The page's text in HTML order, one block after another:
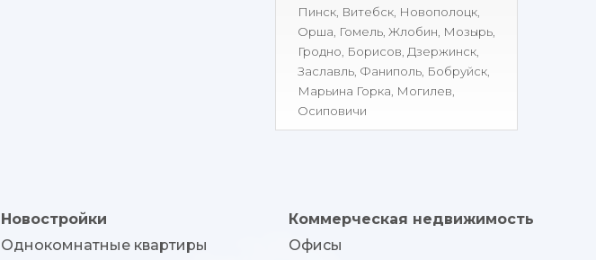
Пинск Витебск Новополоцк
Орша Гомель Жлобин Мозырь
Гродно Борисов Дзержинск
Заславль Фаниполь Бобруйск
Марьина Горка Могилев
Осиповичи
Новостройки
Однокомнатные квартиры
Коммерческая недвижимость
Офисы